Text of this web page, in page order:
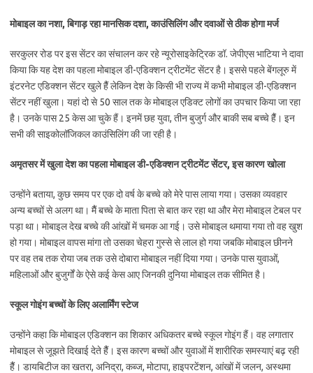
मोबाइल का नशा, बिगाड़ रहा मानसिक दशा, काउंसिलिंग और दवाओं से ठीक होगा मर्ज
सरकुलर रोड पर इस सेंटर का संचालन कर रहे न्यूरोसाइकेट्रिक डॉ. जेपीएस भाटिया ने दावा
किया कि यह देश का पहला मोबाइल डी-एडिक्शन ट्रीटमेंट सेंटर है। इससे पहले बेंगलूरु में
इंटरनेट एडिक्शन सेंटर खुले हैैं लेकिन देश के किसी भी राज्य में कभी मोबाइल डी-एडिक्शन
सेंटर नहीं खुला। यहां दो से 50 साल तक के मोबाइल एडिक्ट लोगों का उपचार किया जा रहा
है। उनके पास 25 केस आ चुके हैं। इनमें छह युवा, तीन बुजुर्ग और बाकी सब बच्चे हैैं। इन
सभी की साइकोलॉजिकल काउंसिलिंग की जा रही है।
अमृतसर में खुला देश का पहला मोबाइल डी-एडिक्शन ट्रीटमेंट सेंटर, इस कारण खोला
उन्‍होंने बताया, कुछ समय पर एक दो वर्ष के बच्चे को मेरे पास लाया गया। उसका व्यवहार
अन्य बच्चों से अलग था। मैैं बच्चे के माता पिता से बात कर रहा था और मेरा मोबाइल टेबल पर
पड़ा था। मोबाइल देख बच्चे की आंखों में चमक आ गई। उसे मोबाइल थमाया गया तो वह खुश
हो गया। मोबाइल वापस मांगा तो उसका चेहरा गुस्से से लाल हो गया जबकि मोबाइल छीनने
पर वह तब तक रोया जब तक उसे दोबारा मोबाइल नहीं दिया गया। उनके पास युवाओं,
महिलाओं और बुजुर्गों के ऐसे कई केस आए जिनकी दुनिया मोबाइल तक सीमित है।
स्कूल गोइंग बच्चों के लिए अलार्मिंग स्टेज
उन्होंने कहा कि मोबाइल एडिक्शन का शिकार अधिकतर बच्चे स्कूल गोइंग हैं। वह लगातार
मोबाइल से जूझते दिखाई देते हैैं। इस कारण बच्चों और युवाओं में शारीरिक समस्याएं बढ़ रही
हैैं। डायबिटीज का खतरा, अनिद्रा, कब्ज, मोटापा, हाइपरटेंशन, आंखों में जलन, अस्थमा